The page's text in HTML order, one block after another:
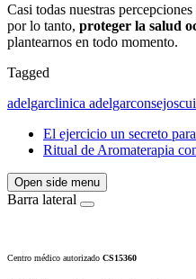
Casi todas nuestras
por lo tanto, proteger la salud
plantearnos en todo momento.
Tagged
adelgarclinica adelgarconsejos
El ejercicio un secreto
Ritual de Aromaterapia
Open side menu
Barra lateral
Centro médico autorizado CS15360